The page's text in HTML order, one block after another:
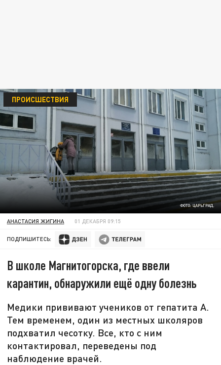
ФОТО: ЦАРЬГРАД.
ПРОИСШЕСТВИЯ
АНАСТАСИЯ ЖИГИНА 01 ДЕКАБРЯ 09:15
ПОДПИШИТЕСЬ:
В школе Магнитогорска, где ввели
карантин, обнаружили ещё одну болезнь
Медики прививают учеников от гепатита А.
Тем временем, один из местных школяров
подхватил чесотку. Все, кто с ним
контактировал, переведены под
наблюдение врачей.